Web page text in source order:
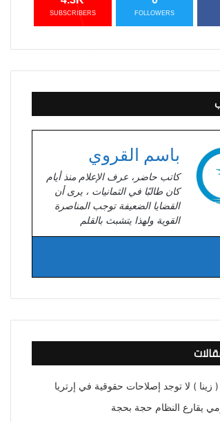
FOLLOWERS
SUBSCRIBERS
باسم القروي
كاتب حاضر، عرف الإعلام منذ أيام
كان طالبًا في الثمانيات ، يرى أن
القضايا الضعيفة توجب المناصرة
القوية ولهذا يتشبث بالقلم
) لا توجد إصلاحات حقوقية في إرتريا
يقارع النظام حجة بحجة